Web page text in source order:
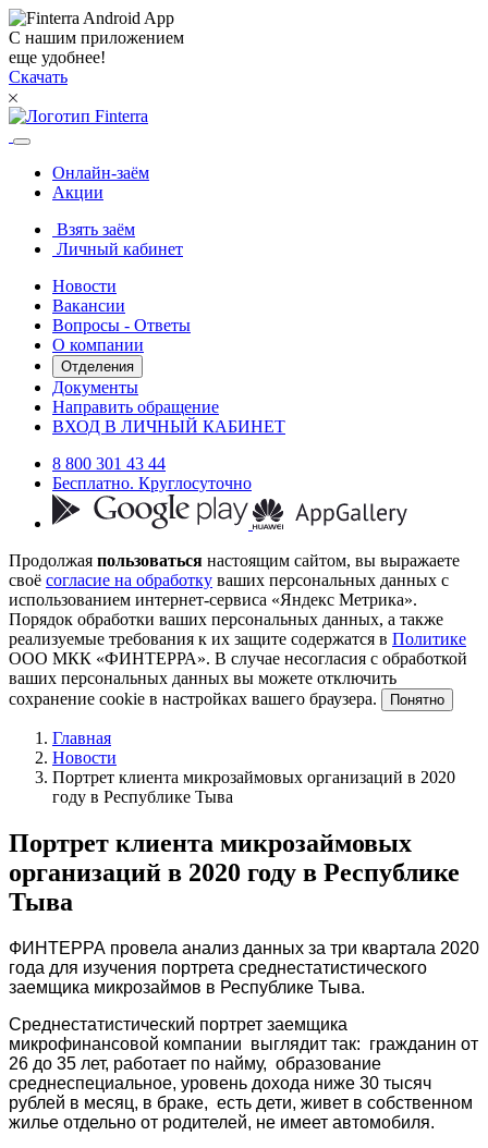
С нашим приложением
еще удобнее!
Скачать
Онлайн-заём
Акции
Взять заём
Личный кабинет
Новости
Вакансии
Вопросы - Ответы
О компании
Отделения
Документы
Направить обращение
ВХОД В ЛИЧНЫЙ КАБИНЕТ
8 800 301 43 44
Бесплатно. Круглосуточно
Продолжая пользоваться настоящим сайтом, вы выражаете
своё согласие на обработку ваших персональных данных с
использованием интернет-сервиса «Яндекс Метрика».
Порядок обработки ваших персональных данных, а также
реализуемые требования к их защите содержатся в Политике
ООО МКК «ФИНТЕРРА». В случае несогласия с обработкой
ваших персональных данных вы можете отключить
сохранение cookie в настройках вашего браузера.
Понятно
Главная
Новости
Портрет клиента микрозаймовых организаций в 2020
году в Республике Тыва
Портрет клиента микрозаймовых
организаций в 2020 году в Республике
Тыва
ФИНТЕРРА провела анализ данных за три квартала 2020
года для изучения портрета среднестатистического
заемщика микрозаймов в Республике Тыва.
Среднестатистический портрет заемщика
микрофинансовой компании выглядит так: гражданин от
26 до 35 лет, работает по найму, образование
среднеспециальное, уровень дохода ниже 30 тысяч
рублей в месяц, в браке, есть дети, живет в собственном
жилье отдельно от родителей, не имеет автомобиля.